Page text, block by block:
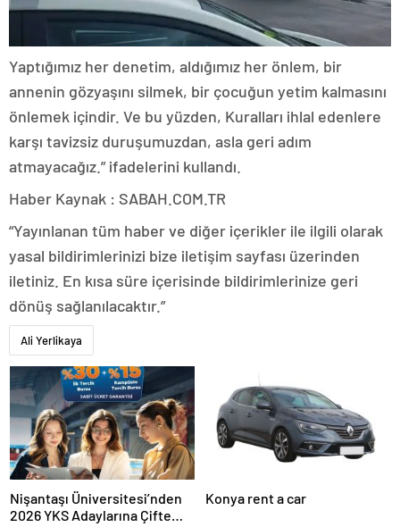
Yaptığımız her denetim, aldığımız her önlem, bir
annenin gözyaşını silmek, bir çocuğun yetim kalmasını
önlemek içindir. Ve bu yüzden, Kuralları ihlal edenlere
karşı tavizsiz duruşumuzdan, asla geri adım
atmayacağız.” ifadelerini kullandı.
Haber Kaynak : SABAH.COM.TR
“Yayınlanan tüm haber ve diğer içerikler ile ilgili olarak
yasal bildirimlerinizi bize iletişim sayfası üzerinden
iletiniz. En kısa süre içerisinde bildirimlerinize geri
dönüş sağlanılacaktır.”
Ali Yerlikaya
Nişantaşı Üniversitesi’nden
2026 YKS Adaylarına Çifte
Konya rent a car